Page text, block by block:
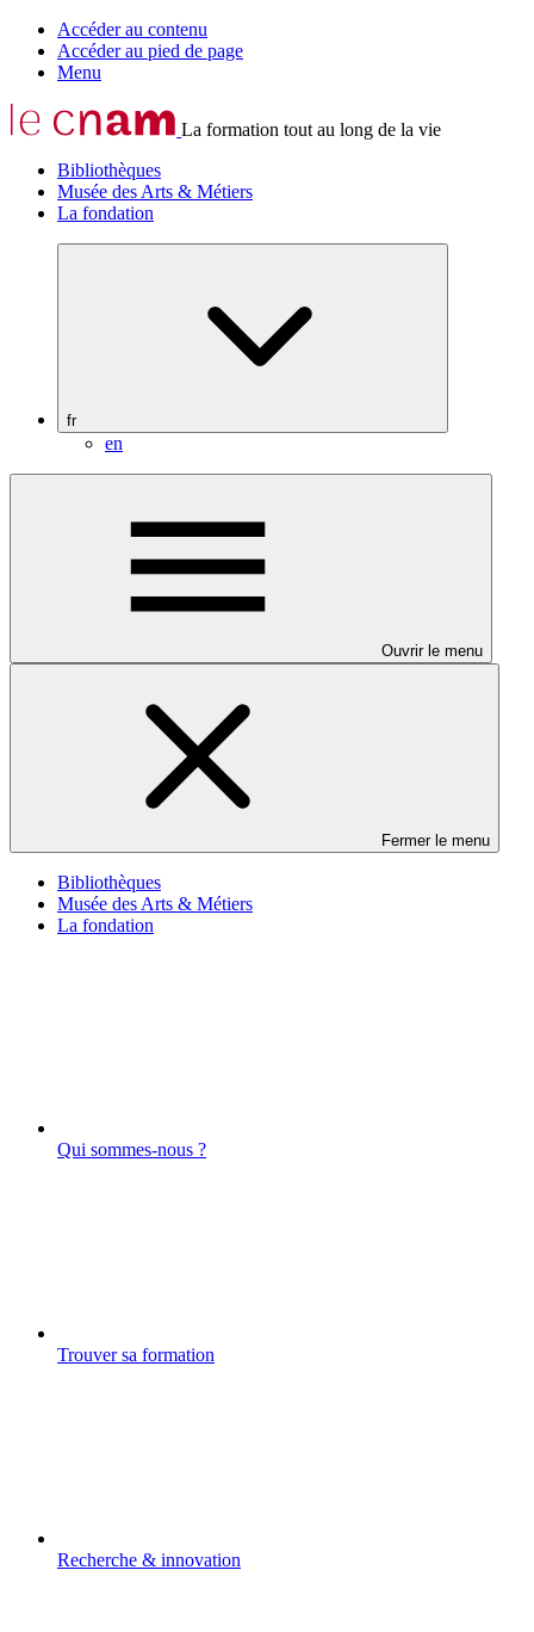
Accéder au contenu
Accéder au pied de page
Menu
La formation tout au long de la vie
Bibliothèques
Musée des Arts & Métiers
La fondation
fr
en
Ouvrir le menu
Fermer le menu
Bibliothèques
Musée des Arts & Métiers
La fondation
Qui sommes-nous ?
Trouver sa formation
Recherche & innovation